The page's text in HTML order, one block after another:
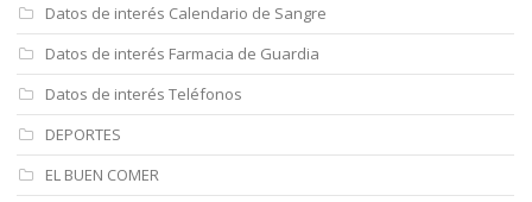
Datos de interés Calendario de Sangre
Datos de interés Farmacia de Guardia
Datos de interés Teléfonos
DEPORTES
EL BUEN COMER